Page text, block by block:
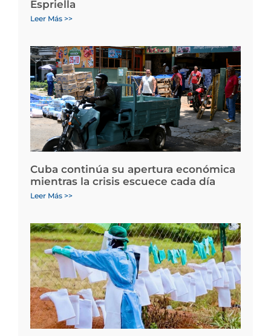
Espriella
Leer Más >>
Cuba continúa su apertura económica
mientras la crisis escuece cada día
Leer Más >>